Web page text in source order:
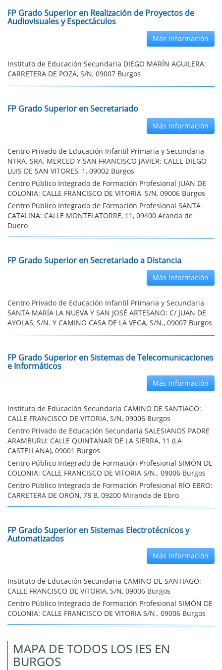
FP Grado Superior en Realización de Proyectos de
Audiovisuales y Espectáculos
Más Información
Instituto de Educación Secundaria DIEGO MARÍN AGUILERA:
CARRETERA DE POZA, S/N, 09007 Burgos
FP Grado Superior en Secretariado
Más Información
Centro Privado de Educación Infantil Primaria y Secundaria
NTRA. SRA. MERCED Y SAN FRANCISCO JAVIER: CALLE DIEGO
LUIS DE SAN VITORES, 1, 09002 Burgos
Centro Público Integrado de Formación Profesional JUAN DE
COLONIA: CALLE FRANCISCO DE VITORIA, S/N, 09006 Burgos
Centro Público Integrado de Formación Profesional SANTA
CATALINA: CALLE MONTELATORRE, 11, 09400 Aranda de
Duero
FP Grado Superior en Secretariado a Distancia
Más Información
Centro Privado de Educación Infantil Primaria y Secundaria
SANTA MARÍA LA NUEVA Y SAN JOSÉ ARTESANO: C/ JUAN DE
AYOLAS, S/N. Y CAMINO CASA DE LA VEGA, S/N., 09007 Burgos
FP Grado Superior en Sistemas de Telecomunicaciones
e Informáticos
Más Información
Instituto de Educación Secundaria CAMINO DE SANTIAGO:
CALLE FRANCISCO DE VITORIA, S/N, 09006 Burgos
Centro Privado de Educación Secundaria SALESIANOS PADRE
ARAMBURU: CALLE QUINTANAR DE LA SIERRA, 11 (LA
CASTELLANA), 09001 Burgos
Centro Público Integrado de Formación Profesional SIMÓN DE
COLONIA: CALLE FRANCISCO DE VITORIA S/N., 09006 Burgos
Centro Público Integrado de Formación Profesional RÍO EBRO:
CARRETERA DE ORÓN, 78 B, 09200 Miranda de Ebro
FP Grado Superior en Sistemas Electrotécnicos y
Automatizados
Más Información
Instituto de Educación Secundaria CAMINO DE SANTIAGO:
CALLE FRANCISCO DE VITORIA, S/N, 09006 Burgos
Centro Público Integrado de Formación Profesional SIMÓN DE
COLONIA: CALLE FRANCISCO DE VITORIA S/N., 09006 Burgos
MAPA DE TODOS LOS IES EN
BURGOS